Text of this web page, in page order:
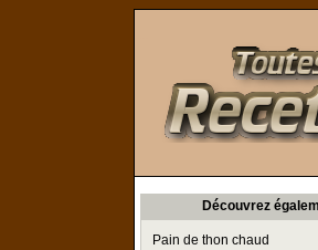
Découvrez
Pain de thon chaud